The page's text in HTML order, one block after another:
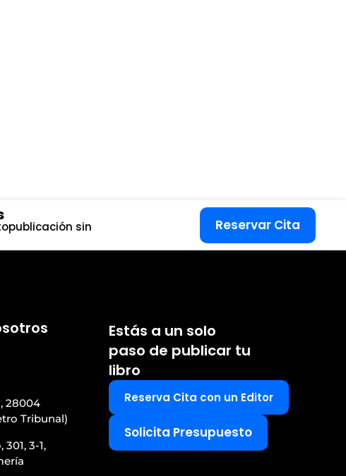
sin Reservar Cita
28004
Tribunal)
3-1,
Estás a un solo
paso de publicar tu
libro
Reserva Cita con un Editor
Solicita Presupuesto